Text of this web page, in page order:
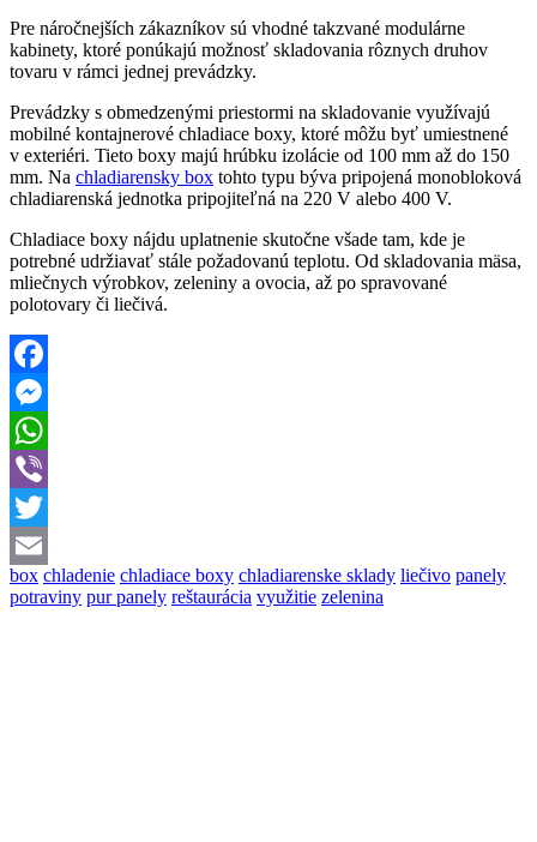
Pre náročnejších zákazníkov sú vhodné takzvané modulárne
kabinety, ktoré ponúkajú možnosť skladovania rôznych druhov
tovaru v rámci jednej prevádzky.
Prevádzky s obmedzenými priestormi na skladovanie využívajú
mobilné kontajnerové chladiace boxy, ktoré môžu byť umiestnené
v exteriéri. Tieto boxy majú hrúbku izolácie od 100 mm až do 150
mm. Na chladiarensky box tohto typu býva pripojená monobloková
chladiarenská jednotka pripojiteľná na 220 V alebo 400 V.
Chladiace boxy nájdu uplatnenie skutočne všade tam, kde je
potrebné udržiavať stále požadovanú teplotu. Od skladovania mäsa,
mliečnych výrobkov, zeleniny a ovocia, až po spravované
polotovary či liečivá.
Facebook
Messenger
WhatsApp
Viber
Twitter
Email
box chladenie chladiace boxy chladiarenske sklady liečivo panely
potraviny pur panely reštaurácia využitie zelenina